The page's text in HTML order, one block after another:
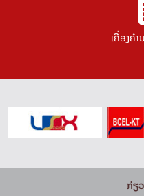
ເຄື່ອງຄ
ກ່ຽ